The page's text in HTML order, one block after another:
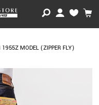
MODEL (ZIPPER FLY)